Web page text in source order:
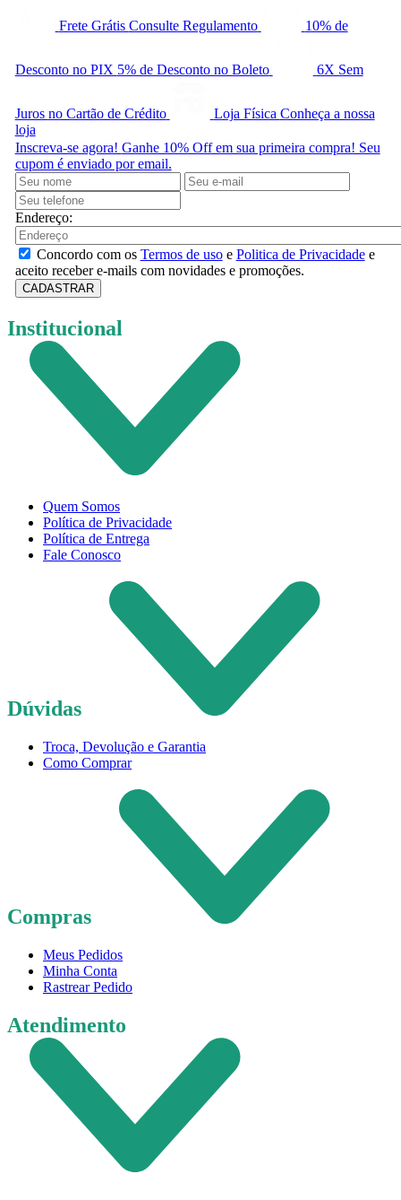
Frete Grátis Consulte Regulamento 10% de
Desconto no PIX 5% de Desconto no Boleto 6X Sem
Juros no Cartão de Crédito Loja Física Conheça a nossa
loja
Inscreva-se agora! Ganhe 10% Off em sua primeira compra! Seu
cupom é enviado por email.
Endereço:
Concordo com os Termos de usoe Politica de Privacidadee
aceito receber e-mails com novidades e promoções.
CADASTRAR
Institucional
Quem Somos
Política de Privacidade
Política de Entrega
Fale Conosco
Dúvidas
Troca, Devolução e Garantia
Como Comprar
Compras
Meus Pedidos
Minha Conta
Rastrear Pedido
Atendimento